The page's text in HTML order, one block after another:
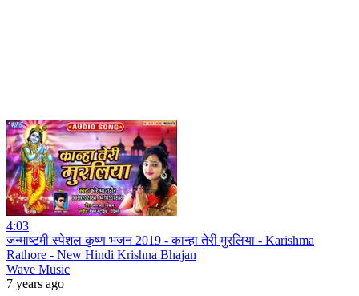
4:03
जन्माष्टमी स्पेशल कृष्ण भजन 2019 - कान्हा तेरी मुरलिया - Karishma
Rathore - New Hindi Krishna Bhajan
Wave Music
7 years ago